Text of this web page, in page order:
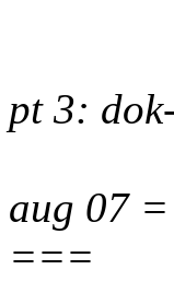
pt 3:
aug 07
===